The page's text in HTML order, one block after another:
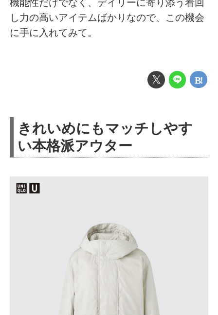
機能性だけでなく、デイリーに寄り添う着回
し力の高いアイテムばかりなので、この機会
に手に入れてみて。
きれいめにもマッチしやす
い本格派アウター